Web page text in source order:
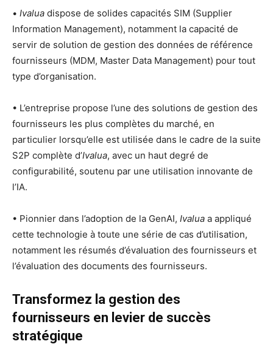
• Ivalua dispose de solides capacités SIM (Supplier
Information Management), notamment la capacité de
servir de solution de gestion des données de référence
fournisseurs (MDM, Master Data Management) pour tout
type d’organisation.
• L’entreprise propose l’une des solutions de gestion des
fournisseurs les plus complètes du marché, en
particulier lorsqu’elle est utilisée dans le cadre de la suite
S2P complète d’Ivalua, avec un haut degré de
configurabilité, soutenu par une utilisation innovante de
l’IA.
• Pionnier dans l’adoption de la GenAI, Ivalua a appliqué
cette technologie à toute une série de cas d’utilisation,
notamment les résumés d’évaluation des fournisseurs et
l’évaluation des documents des fournisseurs.
Transformez la gestion des
fournisseurs en levier de succès
stratégique